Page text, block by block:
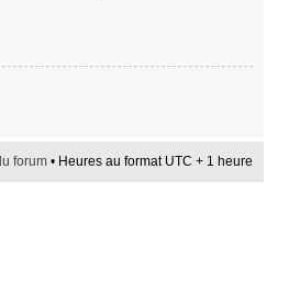
forum • Heures au format UTC + 1 heure